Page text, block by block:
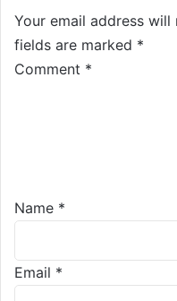
Your email address will
fields are marked *
Comment *
Name *
Email *